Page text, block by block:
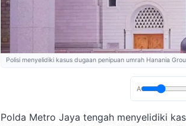
Polisi menyelidiki kasus dugaan penipuan umrah Hanania
A
Polda Metro Jaya tengah menyelidiki